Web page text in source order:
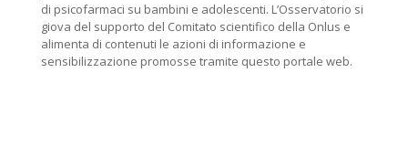
di psicofarmaci su bambini e adolescenti. L’Osservatorio si
giova del supporto del Comitato scientifico della Onlus e
alimenta di contenuti le azioni di informazione e
sensibilizzazione promosse tramite questo portale web.